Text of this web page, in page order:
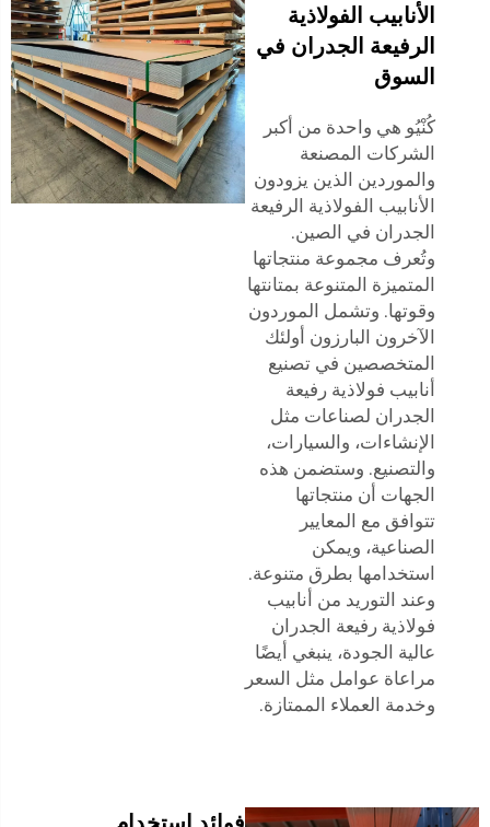
الأنابيب الفولاذية
الرفيعة الجدران في
السوق
كُنْيُو هي واحدة من أكبر
الشركات المصنعة
والموردين الذين يزودون
الأنابيب الفولاذية الرفيعة
الجدران في الصين.
وتُعرف مجموعة منتجاتها
المتميزة المتنوعة بمتانتها
وقوتها. وتشمل الموردون
الآخرون البارزون أولئك
المتخصصين في تصنيع
أنابيب فولاذية رفيعة
الجدران لصناعات مثل
الإنشاءات، والسيارات،
والتصنيع. وستضمن هذه
الجهات أن منتجاتها
تتوافق مع المعايير
الصناعية، ويمكن
استخدامها بطرق متنوعة.
وعند التوريد من أنابيب
فولاذية رفيعة الجدران
عالية الجودة، ينبغي أيضًا
مراعاة عوامل مثل السعر
وخدمة العملاء الممتازة.